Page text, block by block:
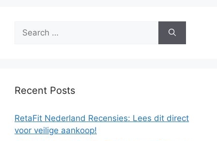
for:
Recent Posts
RetaFit Nederland Recensies: Lees dit direct
voor veilige aankoop!